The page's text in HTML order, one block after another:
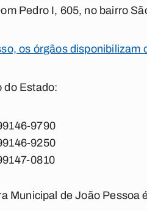
Pedro I, 605, no bairro
os órgãos disponibilizam
do Estado:
9790
9250
0810
Municipal de João Pessoa